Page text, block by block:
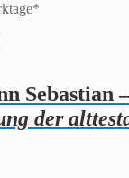
Sebastian
der